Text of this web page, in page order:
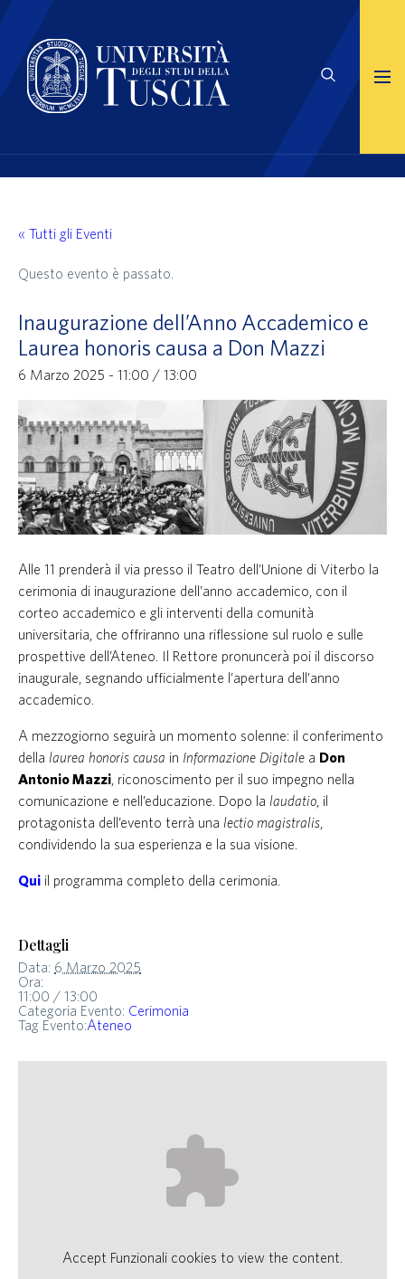
« Tutti gli Eventi
Questo evento è passato.
Inaugurazione dell’Anno Accademico e
Laurea honoris causa a Don Mazzi
6 Marzo 2025 - 11:00 / 13:00
Alle 11 prenderà il via presso il Teatro dell’Unione di Viterbo la
cerimonia di inaugurazione dell’anno accademico, con il
corteo accademico e gli interventi della comunità
universitaria, che offriranno una riflessione sul ruolo e sulle
prospettive dell’Ateneo. Il Rettore pronuncerà poi il discorso
inaugurale, segnando ufficialmente l’apertura dell’anno
accademico.
A mezzogiorno seguirà un momento solenne: il conferimento
della laurea honoris causa in Informazione Digitale a Don
Antonio Mazzi , riconoscimento per il suo impegno nella
comunicazione e nell’educazione. Dopo la laudatio , il
protagonista dell’evento terrà una lectio magistralis
condividendo la sua esperienza e la sua visione.
Qui il programma completo della cerimonia.
Dettagli
Data: 6 Marzo 2025
Ora:
11:00 / 13:00
Categoria Evento: Cerimonia
Tag Evento:Ateneo
Accept Funzionali cookies to view the content.